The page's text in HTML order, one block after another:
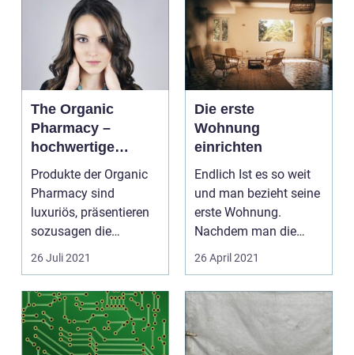
The Organic
Pharmacy –
hochwertige
Natur-Kosmetik
Produkte der Organic
Pharmacy sind
luxuriös, präsentieren
sozusagen die
„Hightech-Pflege“ aus
26 Juli 2021
Die erste
Wohnung
einrichten
Endlich Ist es so weit
und man bezieht seine
erste Wohnung.
Nachdem man die
ersten Handgriffe
gemach...
26 April 2021